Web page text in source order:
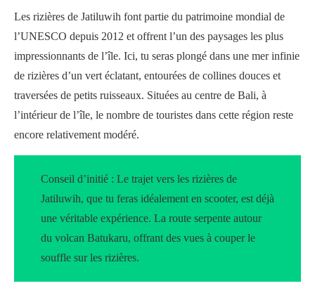
Les rizières de Jatiluwih font partie du patrimoine mondial de
l’UNESCO depuis 2012 et offrent l’un des paysages les plus
impressionnants de l’île. Ici, tu seras plongé dans une mer infinie
de rizières d’un vert éclatant, entourées de collines douces et
traversées de petits ruisseaux. Situées au centre de Bali, à
l’intérieur de l’île, le nombre de touristes dans cette région reste
encore relativement modéré.
Conseil d’initié : Le trajet vers les rizières de
Jatiluwih, que tu feras idéalement en scooter, est déjà
une véritable expérience. La route serpente autour
du volcan Batukaru, offrant des vues à couper le
souffle sur les rizières.